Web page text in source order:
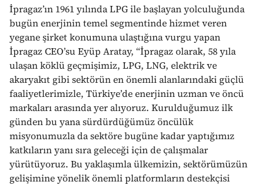
İpragaz’ın 1961 yılında LPG ile başlayan yolculuğunda
bugün enerjinin temel segmentinde hizmet veren
yegane şirket konumuna ulaştığına vurgu yapan
İpragaz CEO’su Eyüp Aratay, “İpragaz olarak, 58 yıla
ulaşan köklü geçmişimiz, LPG, LNG, elektrik ve
akaryakıt gibi sektörün en önemli alanlarındaki güçlü
faaliyetlerimizle, Türkiye’de enerjinin uzman ve öncü
markaları arasında yer alıyoruz. Kurulduğumuz ilk
günden bu yana sürdürdüğümüz öncülük
misyonumuzla da sektöre bugüne kadar yaptığımız
katkıların yanı sıra geleceği için de çalışmalar
yürütüyoruz. Bu yaklaşımla ülkemizin, sektörümüzün
gelişimine yönelik önemli platformların destekçisi